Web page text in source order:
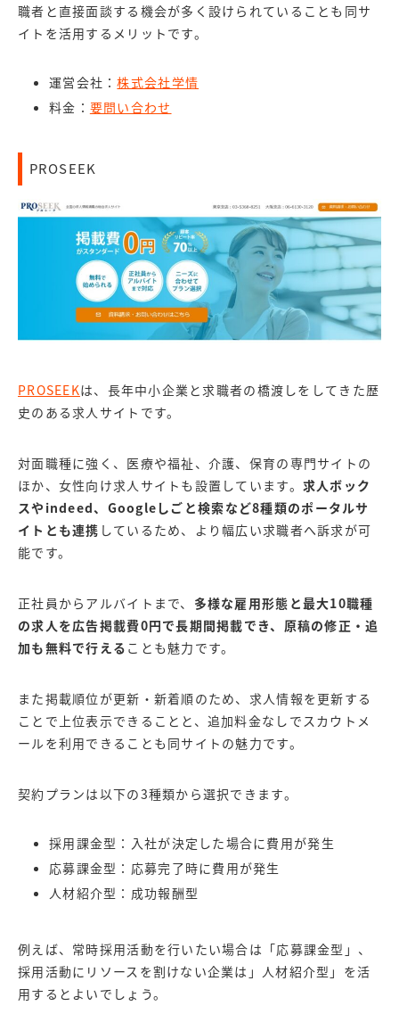
職者と直接面談する機会が多く設けられていることも同サ
イトを活用するメリットです。
運営会社：株式会社学情
料金： 要問い合わせ
PROSEEK
PROSEEKは、長年中小企業と求職者の橋渡しをしてきた歴
史のある求人サイトです。
対面職種に強く、医療や福祉、介護、保育の専門サイトの
ほか、女性向け求人サイトも設置しています。 求人ボック
スやindeed、Googleしごと検索など8種類のポータルサ
イトとも連携 しているため、より幅広い求職者へ訴求が可
能です。
正社員からアルバイトまで、 多様な雇用形態と最大10職種
の求人を広告掲載費0円で長期間掲載でき、原稿の修正・追
加も無料で行える ことも魅力です。
また掲載順位が更新・新着順のため、求人情報を更新する
ことで上位表示できることと、追加料金なしでスカウトメ
ールを利用できることも同サイトの魅力です。
契約プランは以下の3種類から選択できます。
採用課金型：入社が決定した場合に費用が発生
応募課金型：応募完了時に費用が発生
人材紹介型：成功報酬型
例えば、常時採用活動を行いたい場合は「応募課金型」、
採用活動にリソースを割けない企業は」人材紹介型」を活
用するとよいでしょう。